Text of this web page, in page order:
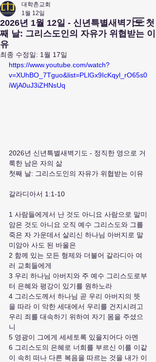
앤아버​ 대학촌 교회
Campus Town Church of Ann Arbor
2026년 1월 12일 - 신년특별새벽기도 첫
째 날: 그리스도인의 자유가 위협받는 이
유
대학촌교회
1월 12일
최종 수정일: 1월 17일
https://www.youtube.com/watch?
v=XUhBO_7Tguo&list=PLlGx9IcKqyl_rO65s0
iWjA0uJ3iZHNsUq
2026년 신년특별새벽기도 - 정직한 영으로 거
룩한 남은 자의 삶
첫째 날: 그리스도인의 자유가 위협받는 이유
갈라디아서 1:1-10
1 사람들에게서 난 것도 아니요 사람으로 말미
암은 것도 아니요 오직 예수 그리스도와 그를
죽은 자 가운데서 살리신 하나님 아버지로 말
미암아 사도 된 바울은
2 함께 있는 모든 형제와 더불어 갈라디아 여
러 교회들에게
3 우리 하나님 아버지와 주 예수 그리스도로부
터 은혜와 평강이 있기를 원하노라
4 그리스도께서 하나님 곧 우리 아버지의 뜻
을 따라 이 악한 세대에서 우리를 건지시려고
우리 죄를 대속하기 위하여 자기 몸을 주셨으
니
5 영광이 그에게 세세토록 있을지어다 아멘
6 그리스도의 은혜로 너희를 부르신 이를 이같
이 속히 떠나 다른 복음을 따르는 것을 내가 이